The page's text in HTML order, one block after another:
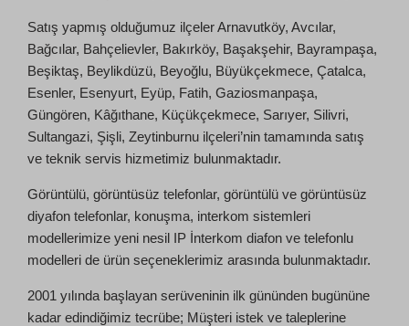
Satış yapmış olduğumuz ilçeler Arnavutköy, Avcılar,
Bağcılar, Bahçelievler, Bakırköy, Başakşehir, Bayrampaşa,
Beşiktaş, Beylikdüzü, Beyoğlu, Büyükçekmece, Çatalca,
Esenler, Esenyurt, Eyüp, Fatih, Gaziosmanpaşa,
Güngören, Kâğıthane, Küçükçekmece, Sarıyer, Silivri,
Sultangazi, Şişli, Zeytinburnu ilçeleri’nin tamamında satış
ve teknik servis hizmetimiz bulunmaktadır.
Görüntülü, görüntüsüz telefonlar, görüntülü ve görüntüsüz
diyafon telefonlar, konuşma, interkom sistemleri
modellerimize yeni nesil IP İnterkom diafon ve telefonlu
modelleri de ürün seçeneklerimiz arasında bulunmaktadır.
2001 yılında başlayan serüveninin ilk gününden bugününe
kadar edindiğimiz tecrübe; Müşteri istek ve taleplerine